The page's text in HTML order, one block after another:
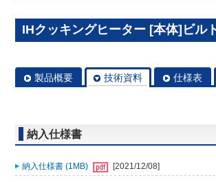
IHクッキングヒーター [本体]ビル
製品概要 技術資料 仕様表
納入仕様書
納入仕様書 (1MB) [2021/12/08]